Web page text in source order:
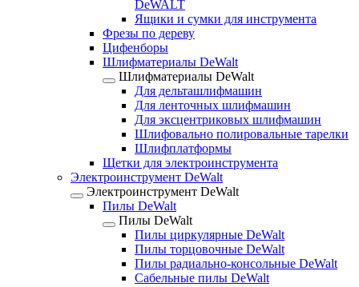
DeWALT
Ящики и сумки для инструмента
Фрезы по дереву
Цифенборы
Шлифматериалы DeWalt
Шлифматериалы DeWalt
Для дельташлифмашин
Для ленточных шлифмашин
Для эксцентриковых шлифмашин
Шлифовально полировальные тарелки
Шлифплатформы
Щетки для электроинструмента
Электроинструмент DeWalt
Электроинструмент DeWalt
Пилы DeWalt
Пилы DeWalt
Пилы циркулярные DeWalt
Пилы торцовочные DeWalt
Пилы радиально-консольные DeWalt
Сабельные пилы DeWalt